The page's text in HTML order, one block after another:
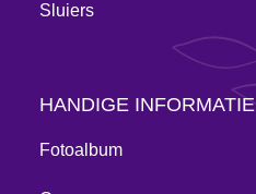
Sluiers
HANDIGE INFORMATIE
Fotoalbum